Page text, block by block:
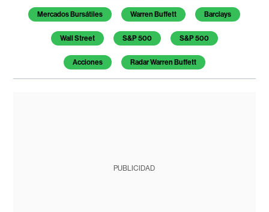
Mercados Bursátiles Warren Buffett Barclays
Wall Street S&P 500 S&P 500
Acciones Radar Warren Buffett
PUBLICIDAD